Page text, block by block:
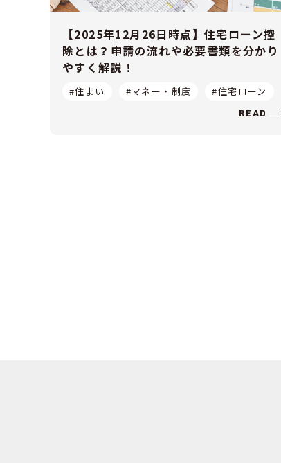
【2025年12月26日時点】住宅ローン控
除とは？申請の流れや必要書類を分かり
やすく解説！
#住まい #マネー・制度 #住宅ローン
READ